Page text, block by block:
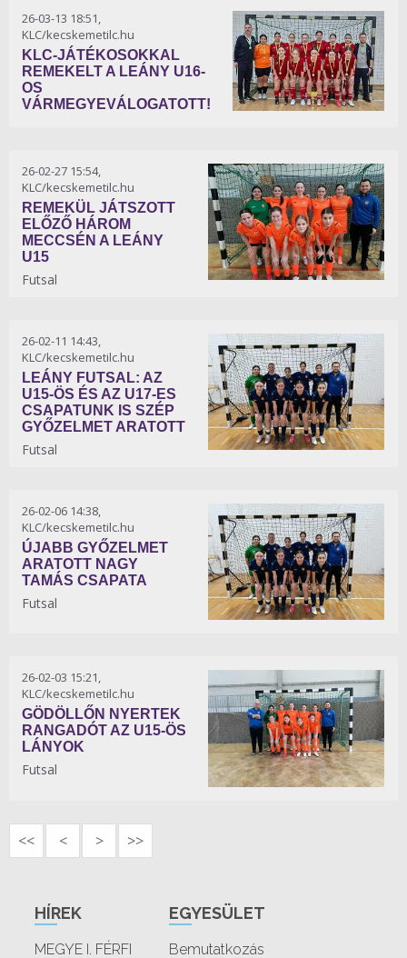
26-03-13 18:51,
KLC/kecskemetilc.hu
KLC-JÁTÉKOSOKKAL
REMEKELT A LEÁNY U16-
OS
VÁRMEGYEVÁLOGATOTT!
26-02-27 15:54,
KLC/kecskemetilc.hu
REMEKÜL JÁTSZOTT
ELŐZŐ HÁROM
MECCSÉN A LEÁNY
U15
Futsal
26-02-11 14:43,
KLC/kecskemetilc.hu
LEÁNY FUTSAL: AZ
U15-ÖS ÉS AZ U17-ES
CSAPATUNK IS SZÉP
GYŐZELMET ARATOTT
Futsal
26-02-06 14:38,
KLC/kecskemetilc.hu
ÚJABB GYŐZELMET
ARATOTT NAGY
TAMÁS CSAPATA
Futsal
26-02-03 15:21,
KLC/kecskemetilc.hu
GÖDÖLLŐN NYERTEK
RANGADÓT AZ U15-ÖS
LÁNYOK
Futsal
<< < > >>
HÍREK
MEGYE I. FÉRFI
EGYESÜLET
Bemutatkozás